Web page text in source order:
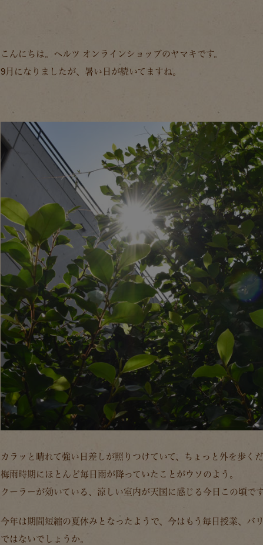
こんにちは。ヘルツ オンラインショップのヤマキです。
9月になりましたが、暑い日が続いてますね。
カラッと晴れて強い日差しが照りつけていて、ちょっと外を歩く
梅雨時期にほとんど毎日雨が降っていたことがウソのよう。
クーラーが効いている、涼しい室内が天国に感じる今日この頃で
今年は期間短縮の夏休みとなったようで、今はもう毎日授業、バ
ではないでしょうか。